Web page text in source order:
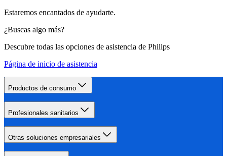
Estaremos encantados de ayudarte.
¿Buscas algo más?
Descubre todas las opciones de asistencia de Philips
Página de inicio de asistencia
Productos de consumo
Profesionales sanitarios
Otras soluciones empresariales